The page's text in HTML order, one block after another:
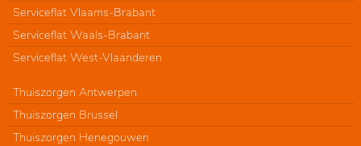
Serviceflat Vlaams-Brabant
Serviceflat Waals-Brabant
Serviceflat West-Vlaanderen
Thuiszorgen Antwerpen
Thuiszorgen Brussel
Thuiszorgen Henegouwen